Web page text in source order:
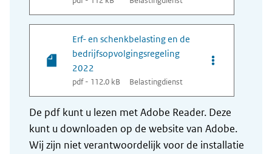
Erf- en schenkbelasting en de
bedrijfsopvolgingsregeling
2022
pdf - 112.0 kB Belastingdienst
Opties van
De pdf kunt u lezen met Adobe Reader. Deze
kunt u downloaden op de website van Adobe.
Wij zijn niet verantwoordelijk voor de installatie